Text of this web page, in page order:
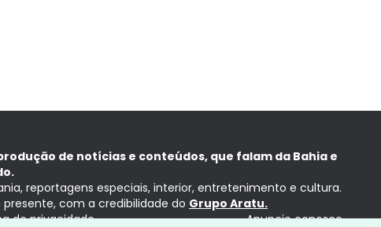
de notícias e conteúdos, que falam da Bahia e
reportagens especiais, interior, entretenimento e cultura.
com a credibilidade do Grupo Aratu.
de privacidade Anuncie conosco